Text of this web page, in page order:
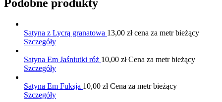
Podobne produkty
Satyna z Lycrą granatowa 13,00 złcena za metr bieżący
Szczegóły
Satyna Em Jaśniutki róż 10,00 złCena za metr bieżący
Szczegóły
Satyna Em Fuksja 10,00 złCena za metr bieżący
Szczegóły